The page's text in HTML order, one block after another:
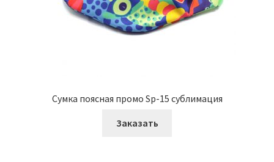
Сумка поясная промо Sp-15 сублимация
Заказать